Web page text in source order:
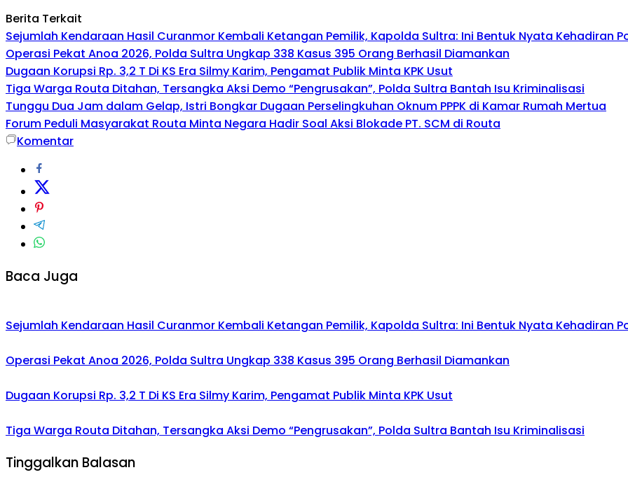
Berita Terkait
Sejumlah Kendaraan Hasil Curanmor Kembali Ketangan Pemilik, Kapolda Sultra: Ini Bentuk Nyata Kehadiran
Operasi Pekat Anoa 2026, Polda Sultra Ungkap 338 Kasus 395 Orang Berhasil Diamankan
Dugaan Korupsi Rp. 3,2 T Di KS Era Silmy Karim, Pengamat Publik Minta KPK Usut
Tiga Warga Routa Ditahan, Tersangka Aksi Demo “Pengrusakan”, Polda Sultra Bantah Isu Kriminalisasi
Tunggu Dua Jam dalam Gelap, Istri Bongkar Dugaan Perselingkuhan Oknum PPPK di Kamar Rumah Mertua
Forum Peduli Masyarakat Routa Minta Negara Hadir Soal Aksi Blokade PT. SCM di Routa
Komentar
Baca Juga
Sejumlah Kendaraan Hasil Curanmor Kembali Ketangan Pemilik, Kapolda Sultra: Ini Bentuk Nyata Kehadiran
Operasi Pekat Anoa 2026, Polda Sultra Ungkap 338 Kasus 395 Orang Berhasil Diamankan
Dugaan Korupsi Rp. 3,2 T Di KS Era Silmy Karim, Pengamat Publik Minta KPK Usut
Tiga Warga Routa Ditahan, Tersangka Aksi Demo “Pengrusakan”, Polda Sultra Bantah Isu Kriminalisasi
Tinggalkan Balasan